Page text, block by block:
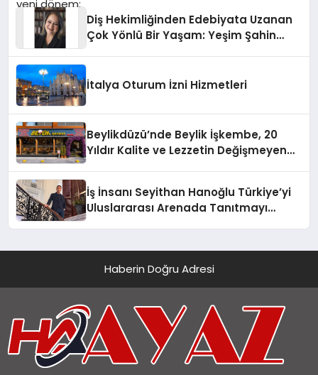
Diş Hekimliğinden Edebiyata Uzanan
Çok Yönlü Bir Yaşam: Yeşim Şahin
İtalya Oturum İzni Hizmetleri
Beylikdüzü’nde Beylik İşkembe, 20
Yıldır Kalite ve Lezzetin Değişmeyen
İş İnsanı Seyithan Hanoğlu Türkiye’yi
Uluslararası Arenada Tanıtmayı
Haberin Doğru Adresi